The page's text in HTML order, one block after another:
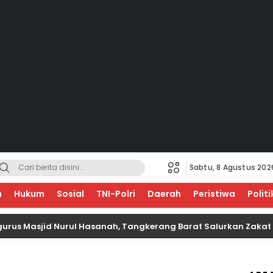
Sabtu, 8 Agustus
Hukum Sosial TNI-Polri Daerah Peristiwa
Nurul Hasanah, Tangkerang Barat Salurkan Zakat Untuk